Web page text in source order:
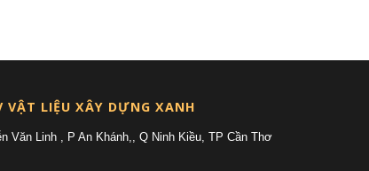
VẬT LIỆU XÂY DỰNG XANH
Văn Linh , P An Khánh,, Q Ninh Kiều, TP Cần Thơ